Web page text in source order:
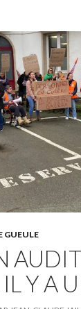
GUEULE
IL Y A